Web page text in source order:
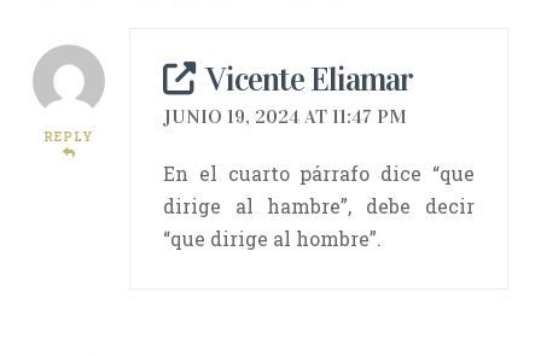
REPLY
Vicente Eliamar
JUNIO 19, 2024 AT 11:47 PM
En el cuarto párrafo dice “que
dirige al hambre”, debe decir
“que dirige al hombre”.